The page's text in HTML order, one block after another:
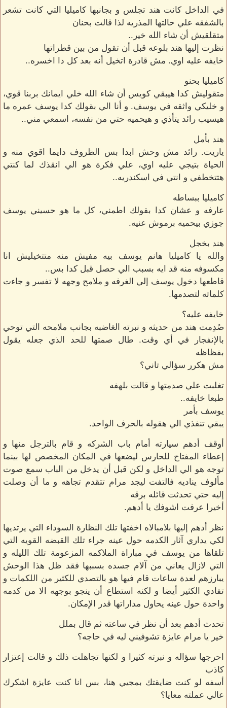
في الداخل كانت هند تجلس و بجانبها كاميليا التي كانت تشعر
بالشفقه علي حالتها المذريه لذا قالت بحنان
متقلقيش أن شاء الله خير..
نظرت إليها هند بلوعه قبل أن تقول من بين قطراتها
خايفه عليه اوي. مش قادرة اتخيل أنه بعد كل دا اخسره..
كاميليا بحنو
متقوليش كدا هيبقي كويس أن شاء الله خلي ايمانك بربنا قوي،
و خليكي واثقه في يوسف. و أنا الي بقولك كدا يوسف عمره ما
هيسيب رائد يتأذي و هيحميه حتي من نفسه، اسمعي مني..
هند بأمل
ياريت. رائد مش وحش ابدا بس الظروف دايما اقوي منه و
الحياة بتيجي عليه اوي، علي فكرة هو الي انقذك لما كنتي
هتتخطفي و انتي في اسكندريه..
كاميليا ببساطه
عارفه و عشان كدا بقولك اطمني، كل ما هو حسيني يوسف
جوزي بيحميه برموش عنيه.
هند بخجل
والله يا كاميليا هانم يوسف بيه مفيش منه متتخيليش انا
مكسوفه منه قد ايه بسبب الي حصل قبل كدا بس..
قاطعها دخول يوسف إلي الغرفه و ملامح وجهه لا تفسر و جاءت
كلماته لتصدمها.
خايفه عليه؟
صُدِمت هند من حديثه و نبرته الغاضبه بجانب ملامحه التي توحي
بالإنفجار في أي وقت. طال صمتها للحد الذي جعله يقول
بفظاظه
مش هكرر سؤالي تاني؟
تغلبت علي صدمتها و قالت بلهفه
طبعا خايفه..
يوسف بأمر
يبقي تنفذي الي هقوله بالحرف الواحد.
أوقف أدهم سيارته أمام باب الشركه و قام بالترجل منها و
إعطاء المفتاح للحارس ليضعها في المكان المخصص لها بينما
توجه هو الي الداخل و لكن قبل أن يدخل من الباب سمع صوت
مألوف يناديه فالتفت ليجد مرام تتقدم تجاهه و ما أن وصلت
إليه حتي تحدثت قائله برقه
أخيرا عرفت اشوفك يا أدهم.
نظر أدهم إليها بلامبالاه اخفتها تلك النظارة السوداء التي يرتديها
لكي يداري آثار الكدمه حول عينه جراء تلك القبضه القويه التي
تلقاها من يوسف في مباراة الملاكمه المزعومة تلك الليله و
التي لازال يعاني من آلام جسده بسببها فقد ظل هذا الوحش
يبارزهم لعدة ساعات قام فيها هو بالتصدي للكثير من اللكمات و
تفادي الكثير أيضا و لكنه استطاع أن ينجو بوجهه الا من كدمه
واحدة حول عينه يحاول مداراتها قدر الإمكان.
تحدث أدهم بعد أن نظر في ساعته ثم قال بملل
خير يا مرام عايزة تشوفيني ليه في حاجه؟
احرجها سؤاله و نبرته كثيرا و لكنها تجاهلت ذلك و قالت إعتزار
كاذب
أسفه لو كنت ضايقتك بمجيي هنا، بس انا كنت عايزة اشكرك
عالي عملته معايا؟